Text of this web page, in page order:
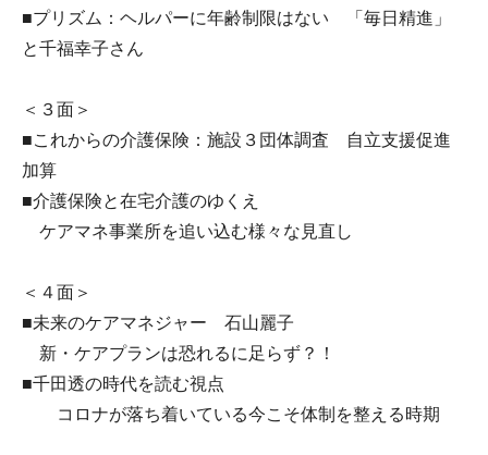
■プリズム：ヘルパーに年齢制限はない 「毎日精進」
と千福幸子さん
＜３面＞
■これからの介護保険：施設３団体調査 自立支援促進
加算
■介護保険と在宅介護のゆくえ
ケアマネ事業所を追い込む様々な見直し
＜４面＞
■未来のケアマネジャー 石山麗子
新・ケアプランは恐れるに足らず？！
■千田透の時代を読む視点
コロナが落ち着いている今こそ体制を整える時期